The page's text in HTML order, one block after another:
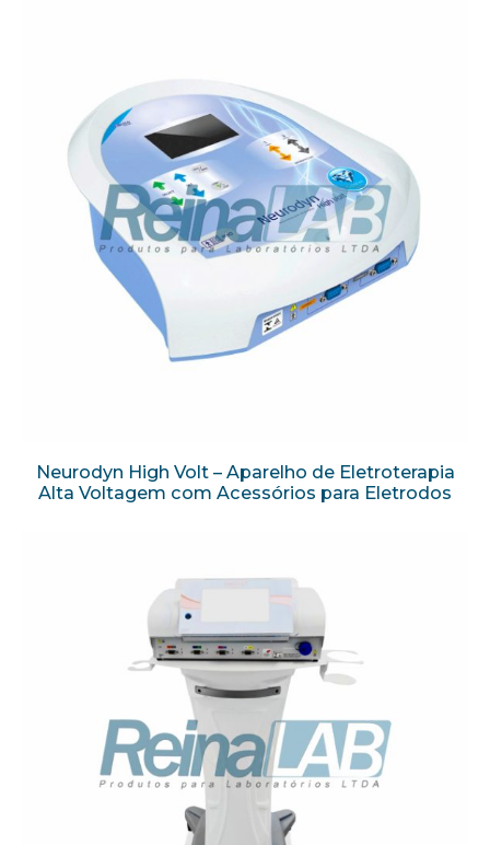
Neurodyn High Volt – Aparelho de Eletroterapia
Alta Voltagem com Acessórios para Eletrodos